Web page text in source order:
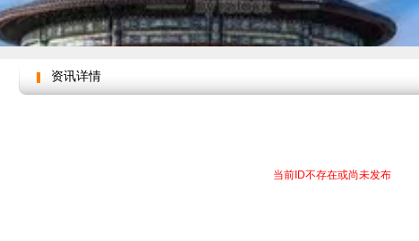
资讯详情
当前ID不存在或尚未发布